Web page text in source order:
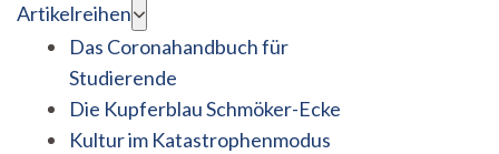
Artikelreihen
Das Coronahandbuch für
Studierende
Die Kupferblau Schmöker-Ecke
Kultur im Katastrophenmodus